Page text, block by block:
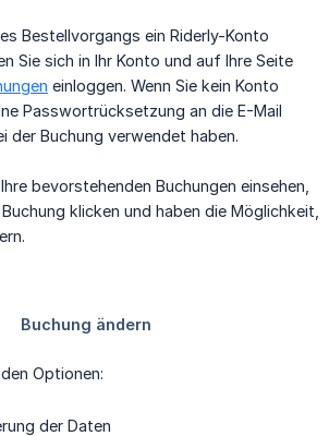
Bestellvorgangs ein Riderly-Konto
Sie sich in Ihr Konto und auf Ihre Seite
einloggen. Wenn Sie kein Konto
Passwortrücksetzung an die E-Mail
der Buchung verwendet haben.
bevorstehenden Buchungen einsehen,
klicken und haben die Möglichkeit,
Optionen:
der Daten